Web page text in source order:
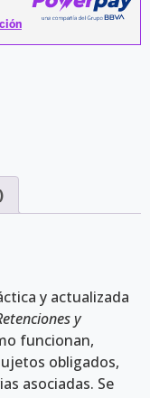
y actualizada
y
funcionan,
obligados,
asociadas. Se